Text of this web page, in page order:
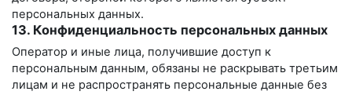
персональных данных.
13. Конфиденциальность персональных данных
Оператор и иные лица, получившие доступ к
персональным данным, обязаны не раскрывать третьим
лицам и не распространять персональные данные без